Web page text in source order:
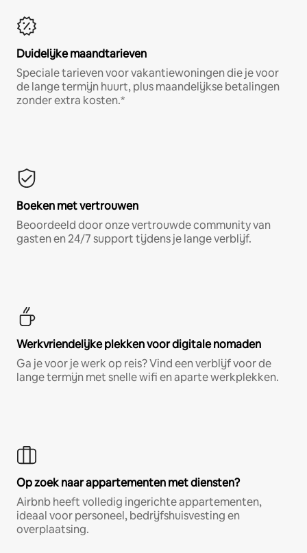
Duidelijke maandtarieven
Speciale tarieven voor vakantiewoningen die je voor
de lange termijn huurt, plus maandelijkse betalingen
zonder extra kosten.*
Boeken met vertrouwen
Beoordeeld door onze vertrouwde community van
gasten en 24/7 support tijdens je lange verblijf.
Werkvriendelijke plekken voor digitale nomaden
Ga je voor je werk op reis? Vind een verblijf voor de
lange termijn met snelle wifi en aparte werkplekken.
Op zoek naar appartementen met diensten?
Airbnb heeft volledig ingerichte appartementen,
ideaal voor personeel, bedrijfshuisvesting en
overplaatsing.